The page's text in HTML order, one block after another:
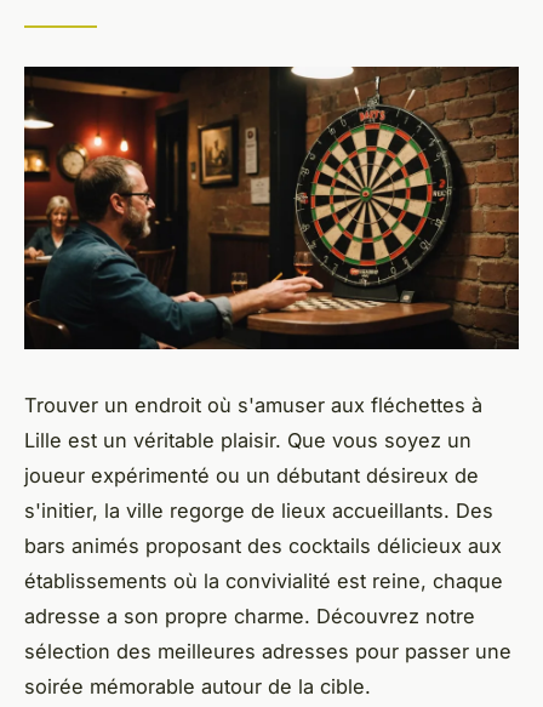
Trouver un endroit où s'amuser aux fléchettes à
Lille est un véritable plaisir. Que vous soyez un
joueur expérimenté ou un débutant désireux de
s'initier, la ville regorge de lieux accueillants. Des
bars animés proposant des cocktails délicieux aux
établissements où la convivialité est reine, chaque
adresse a son propre charme. Découvrez notre
sélection des meilleures adresses pour passer une
soirée mémorable autour de la cible.